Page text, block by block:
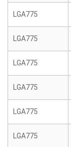
LGA775
LGA775
LGA775
LGA775
LGA775
LGA775